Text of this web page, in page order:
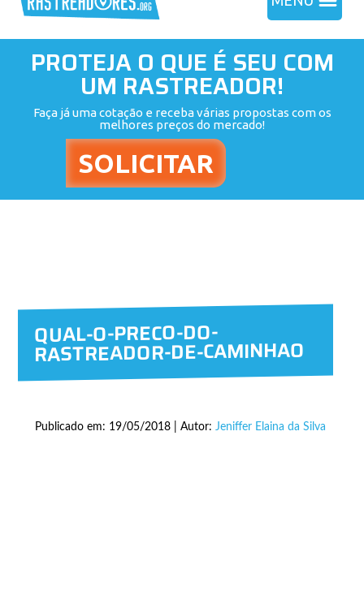
PROTEJA O QUE É SEU COM
UM RASTREADOR!
Faça já uma cotação e receba várias propostas com os
melhores preços do mercado!
QUAL-O-PRECO-DO-
RASTREADOR-DE-CAMINHAO
Publicado em: 19/05/2018 | Autor: Jeniffer Elaina da Silva